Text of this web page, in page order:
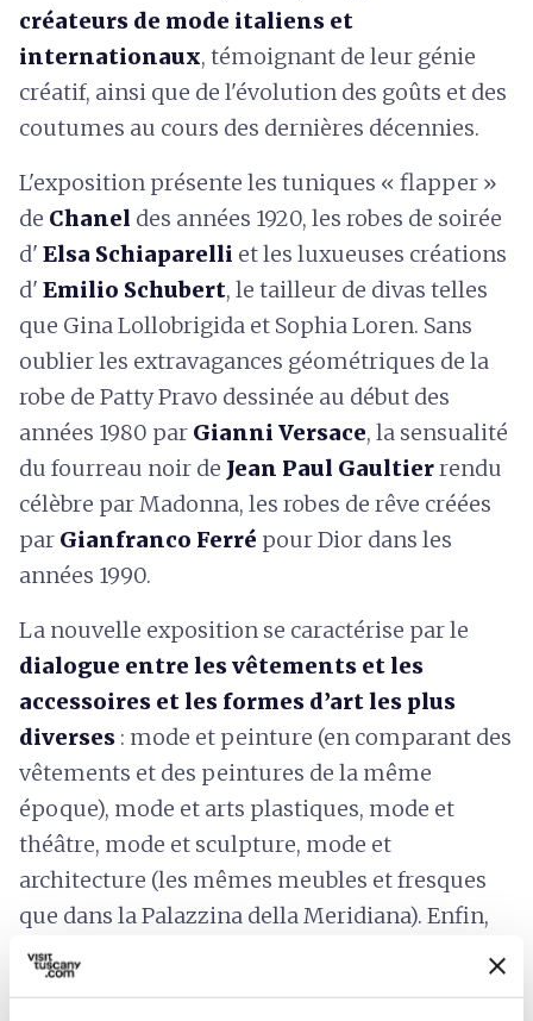
créateurs de mode italiens et
internationaux, témoignant de leur génie
créatif, ainsi que de l'évolution des goûts et des
coutumes au cours des dernières décennies.
L'exposition présente les tuniques « flapper »
de Chanel des années 1920, les robes de soirée
d' Elsa Schiaparelli et les luxueuses créations
d' Emilio Schubert, le tailleur de divas telles
que Gina Lollobrigida et Sophia Loren. Sans
oublier les extravagances géométriques de la
robe de Patty Pravo dessinée au début des
années 1980 par Gianni Versace, la sensualité
du fourreau noir de Jean Paul Gaultierrendu
célèbre parMadonna, les robes de rêve créées
par Gianfranco Ferré pour Dior dans les
années 1990.
La nouvelle exposition se caractérise par le
dialogue entre les vêtements et les
accessoires et les formes d’art les plus
diverses : mode et peinture (en comparant des
vêtements et des peintures de la même
époque), mode et arts plastiques, mode et
théâtre, mode et sculpture, mode et
architecture (les mêmes meubles et fresques
que dans la Palazzina della Meridiana). Enfin,
l’utilisation d’écrans vidéo permet une
comparaison virtuelle entre l’exposition